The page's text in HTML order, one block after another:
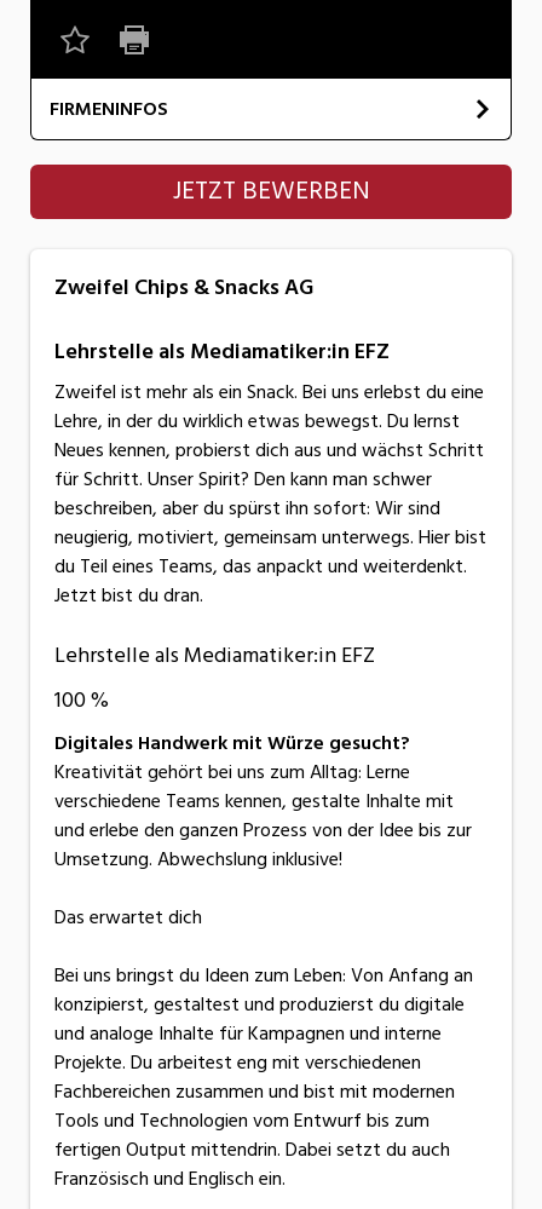
Wirtschaft/Verwaltung
FIRMENINFOS
Zweifel Chips & Snacks AG
JETZT BEWERBEN
Zweifel Chips & Snacks AG
Lehrstelle als Mediamatiker:in EFZ
Zweifel ist mehr als ein Snack. Bei uns erlebst du eine
Lehre, in der du wirklich etwas bewegst. Du lernst
Neues kennen, probierst dich aus und wächst Schritt
für Schritt. Unser Spirit? Den kann man schwer
beschreiben, aber du spürst ihn sofort: Wir sind
neugierig, motiviert, gemeinsam unterwegs. Hier bist
du Teil eines Teams, das anpackt und weiterdenkt.
Jetzt bist du dran.
Lehrstelle als Mediamatiker:in EFZ
100 %
Digitales Handwerk mit Würze gesucht?
Kreativität gehört bei uns zum Alltag: Lerne
verschiedene Teams kennen, gestalte Inhalte mit
und erlebe den ganzen Prozess von der Idee bis zur
Umsetzung. Abwechslung inklusive!
Das erwartet dich
Bei uns bringst du Ideen zum Leben: Von Anfang an
konzipierst, gestaltest und produzierst du digitale
und analoge Inhalte für Kampagnen und interne
Projekte. Du arbeitest eng mit verschiedenen
Fachbereichen zusammen und bist mit modernen
Tools und Technologien vom Entwurf bis zum
fertigen Output mittendrin. Dabei setzt du auch
Französisch und Englisch ein.